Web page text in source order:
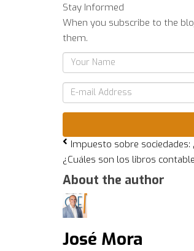
Stay Informed
When you subscribe to the
them.
Your
Name
mail
Impuesto sobre sociedades:
¿Cuáles son los libros
About the author
José Mora